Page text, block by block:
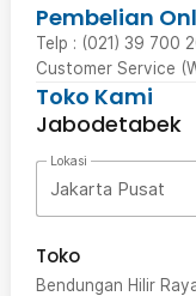
Pembelian
Telp : (021) 39 700
Customer Service
Toko Kami
Jabodetabek
Lokasi
Jakarta Pusat
Toko
Bendungan Hilir